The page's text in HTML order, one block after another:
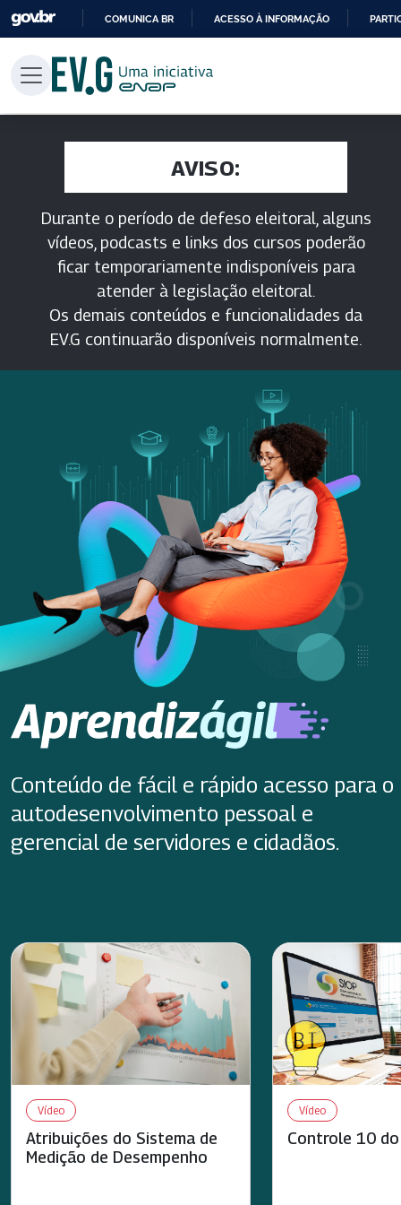
PARA
CONTEÚDO
COMUNICA BR ACESSO À INFORMAÇÃO
AVISO:
Durante o período de defeso eleitoral, alguns
vídeos, podcasts e links dos cursos poderão
ficar temporariamente indisponíveis para
atender à legislação eleitoral.
Os demais conteúdos e funcionalidades da
EV.G continuarão disponíveis normalmente.
Conteúdo de fácil e rápido acesso para o
autodesenvolvimento pessoal e
gerencial de servidores e cidadãos.
Vídeo
Atribuições do Sistema de
Medição de Desempenho
Vídeo
Controle 10